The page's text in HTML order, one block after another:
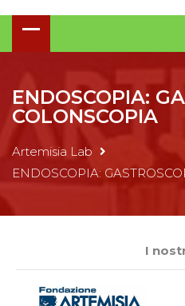
ENDOSCOPIA:
COLONSCOPIA
Artemisia Lab
ENDOSCOPIA:
I